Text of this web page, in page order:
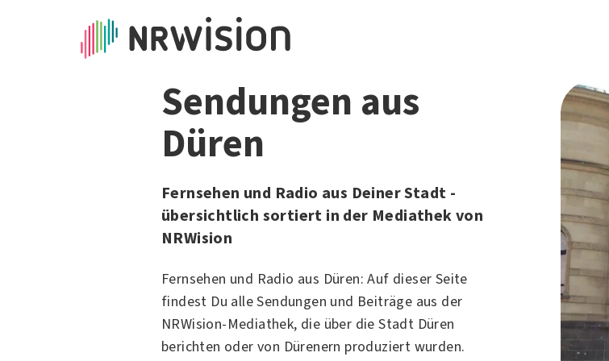
Sendungen aus
Düren
Fernsehen und Radio aus Deiner Stadt -
übersichtlich sortiert in der Mediathek von
NRWision
Fernsehen und Radio aus Düren: Auf dieser Seite
findest Du alle Sendungen und Beiträge aus der
NRWision-Mediathek, die über die Stadt Düren
berichten oder von Dürenern produziert wurden.